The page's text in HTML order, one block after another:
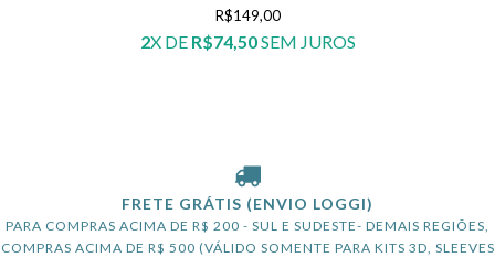
R$149,00
2X DE R$74,50SEM JUROS
FRETE GRÁTIS (ENVIO LOGGI)
PARA COMPRAS ACIMA DE R$ 200 - SUL E SUDESTE- DEMAIS REGIÕES,
COMPRAS ACIMA DE R$ 500 (VÁLIDO SOMENTE PARA KITS 3D, SLEEVES